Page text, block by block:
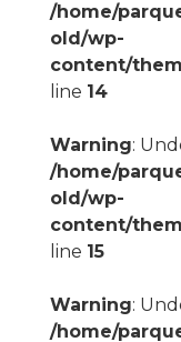
/home/
old/wp-
content/
line 14
Warning:
/home/
old/wp-
content/
line 15
Warning:
/home/